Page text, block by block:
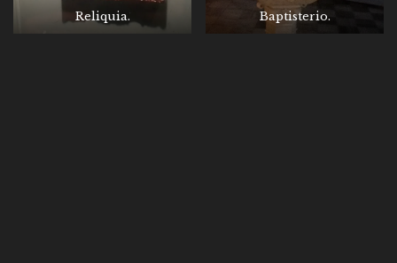
Reliquia. Baptisterio.